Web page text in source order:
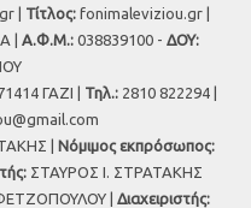
| Τίτλος:fonimaleviziou.gr |
| Α.Φ.Μ.: 038839100 - ΔΟΥ:
ΓΑΖΙ | Τηλ.: 2810 822294 |
| Νόμιμος εκπρόσωπος:
ΣΤΑΥΡΟΣ Ι. ΣΤΡΑΤΑΚΗΣ
| Διαχειριστής: